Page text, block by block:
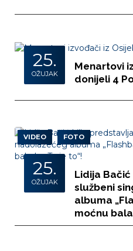
25.
OŽUJAK
Menartovi
donijeli 4
VIDEO FOTO
25.
OŽUJAK
Lidija
službeni
albuma
moćnu